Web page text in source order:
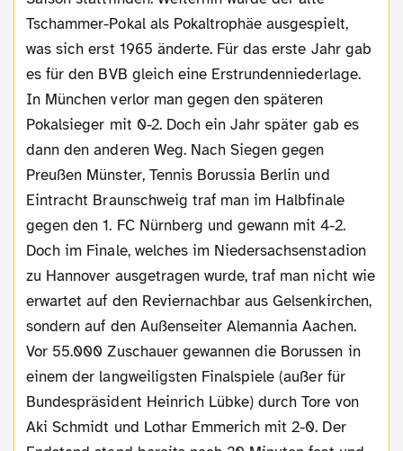
Tschammer-Pokal als Pokaltrophäe ausgespielt,
was sich erst 1965 änderte. Für das erste Jahr gab
es für den BVB gleich eine Erstrundenniederlage.
In München verlor man gegen den späteren
Pokalsieger mit 0-2. Doch ein Jahr später gab es
dann den anderen Weg. Nach Siegen gegen
Preußen Münster, Tennis Borussia Berlin und
Eintracht Braunschweig traf man im Halbfinale
gegen den 1. FC Nürnberg und gewann mit 4-2.
Doch im Finale, welches im Niedersachsenstadion
zu Hannover ausgetragen wurde, traf man nicht wie
erwartet auf den Reviernachbar aus Gelsenkirchen,
sondern auf den Außenseiter Alemannia Aachen.
Vor 55.000 Zuschauer gewannen die Borussen in
einem der langweiligsten Finalspiele (außer für
Bundespräsident Heinrich Lübke) durch Tore von
Aki Schmidt und Lothar Emmerich mit 2-0. Der